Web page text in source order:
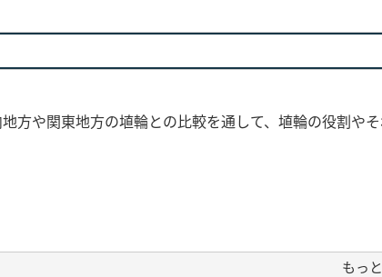
方や関東地方の埴輪との比較を通して、埴輪の役割や
もっ